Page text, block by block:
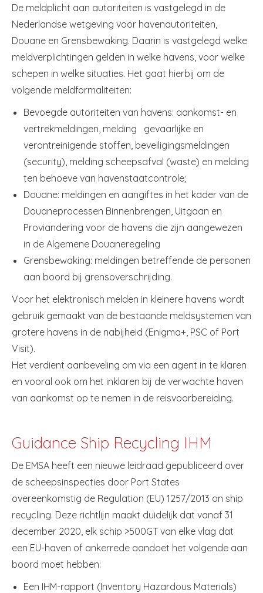
De meldplicht aan autoriteiten is vastgelegd in de
Nederlandse wetgeving voor havenautoriteiten,
Douane en Grensbewaking. Daarin is vastgelegd welke
meldverplichtingen gelden in welke havens, voor welke
schepen in welke situaties. Het gaat hierbij om de
volgende meldformaliteiten:
Bevoegde autoriteiten van havens: aankomst- en
vertrekmeldingen, melding gevaarlijke en
verontreinigende stoffen, beveiligingsmeldingen
(security), melding scheepsafval (waste) en melding
ten behoeve van havenstaatcontrole;
Douane: meldingen en aangiftes in het kader van de
Douaneprocessen Binnenbrengen, Uitgaan en
Proviandering voor de havens die zijn aangewezen
in de Algemene Douaneregeling
Grensbewaking: meldingen betreffende de personen
aan boord bij grensoverschrijding.
Voor het elektronisch melden in kleinere havens wordt
gebruik gemaakt van de bestaande meldsystemen van
grotere havens in de nabijheid (Enigma+, PSC of Port
Visit).
Het verdient aanbeveling om via een agent in te klaren
en vooral ook om het inklaren bij de verwachte haven
van aankomst op te nemen in de reisvoorbereiding.
Guidance Ship Recycling IHM
De EMSA heeft een nieuwe leidraad gepubliceerd over
de scheepsinspecties door Port States
overeenkomstig de Regulation (EU) 1257/2013 on ship
recycling. Deze richtlijn maakt duidelijk dat vanaf 31
december 2020, elk schip >500GT van elke vlag dat
een EU-haven of ankerrede aandoet het volgende aan
boord moet hebben:
Een IHM-rapport (Inventory Hazardous Materials)